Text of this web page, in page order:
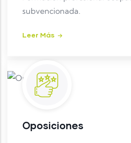
subvencionada.
Leer Más
Oposiciones